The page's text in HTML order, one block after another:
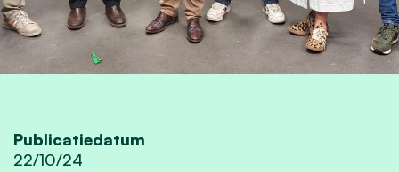
Publicatiedatum
22/10/24